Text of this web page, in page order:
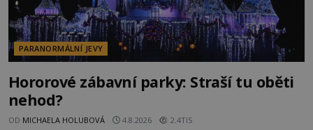
PARANORMÁLNÍ JEVY
Hororové zábavní parky: Straší tu oběti
nehod?
OD MICHAELA HOLUBOVÁ 4.8.2026 2.4TIS